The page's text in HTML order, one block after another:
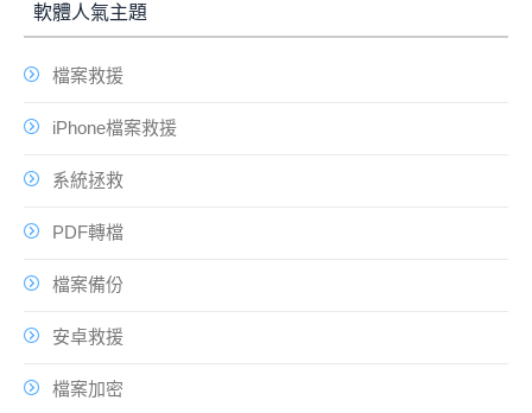
軟體人氣主題
檔案救援
iPhone檔案救援
系統拯救
PDF轉檔
檔案備份
安卓救援
檔案加密